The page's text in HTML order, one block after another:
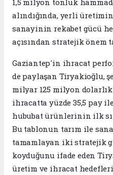
1,5 milyon tonluk
alındığında, yerli
sanayinin rekabet gücü
açısından stratejik önem
Gaziantep'in ihracat
de paylaşan Tiryakioğlu,
milyar 125 milyon dolarlık
ihracatta yüzde 35,5 pay
hububat ürünlerinin ilk
Bu tablonun tarım ile
tamamlayan iki stratejik
koyduğunu ifade eden
üretim ve ihracat